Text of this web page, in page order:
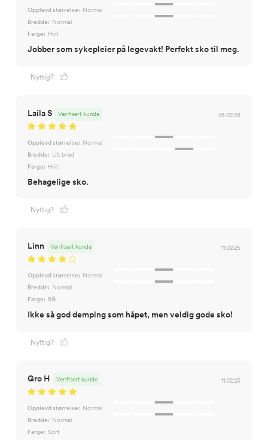
Opplevd størrelse: Normal
Bredde: Normal
Farge: Hvit
Jobber som sykepleier på legevakt! Perfekt sko til meg.
Nyttig?
Laila S 26.02.25
Verifisert kunde
Opplevd størrelse: Normal
Bredde: Litt bred
Farge: Hvit
Behagelige sko.
Nyttig?
Linn 11.02.25
Verifisert kunde
Opplevd størrelse: Normal
Bredde: Normal
Farge: Blå
Ikke så god demping som håpet, men veldig gode sko!
Nyttig?
Gro H 11.02.25
Verifisert kunde
Opplevd størrelse: Normal
Bredde: Normal
Farge: Sort